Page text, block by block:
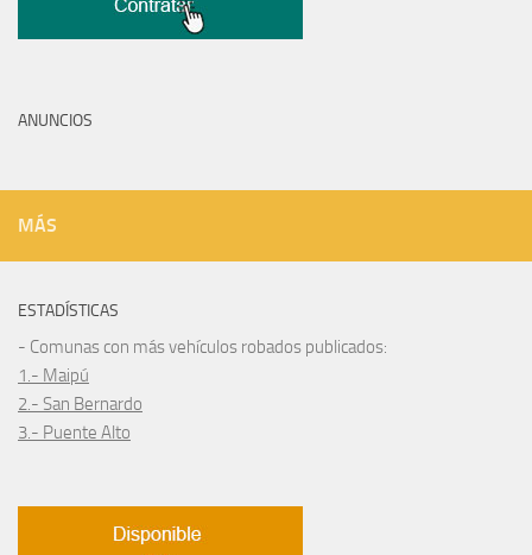
ANUNCIOS
MÁS
ESTADÍSTICAS
- Comunas con más vehículos robados publicados:
1.- Maipú
2.- San Bernardo
3.- Puente Alto